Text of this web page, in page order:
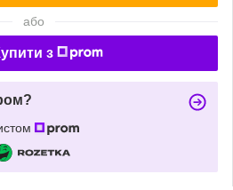
або
з